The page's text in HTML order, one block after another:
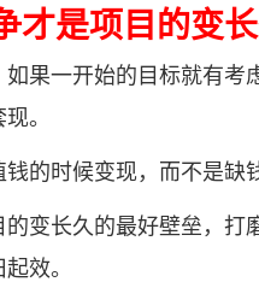
才是项目的变
一开始的目标就有考
。
时候变现，而不是缺钱
长久的最好壁垒，打
效。